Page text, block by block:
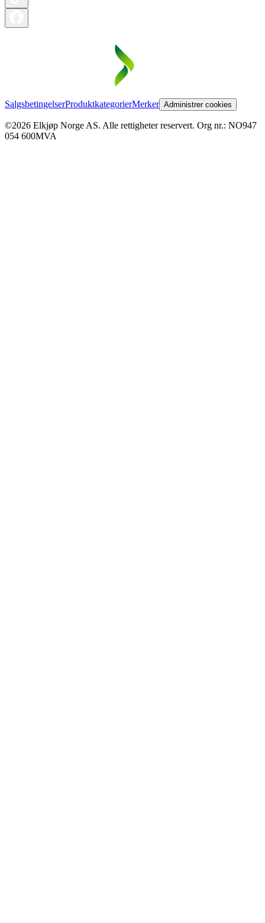
SalgsbetingelserProduktkategorierMerker Administrer cookies
©2026 Elkjøp Norge AS. Alle rettigheter reservert. Org nr.: NO947
054 600MVA